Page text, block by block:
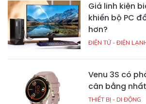
Giá linh kiện
khiến bộ PC
hơn?
ĐIỆN TỬ - ĐIỆN
Venu 3S có
cân bằng
THIẾT BỊ - DI ĐỘNG